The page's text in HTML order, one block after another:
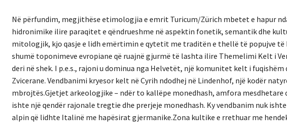
Në përfundim, megjithëse etimologjia e emrit Turicum/Zürich mbetet e hapur
hidronimike ilire paraqitet e qëndrueshme në aspektin fonetik, semantik dhe
mitologjik, kjo qasje e lidh emërtimin e qytetit me traditën e thellë të popujve të
shumë toponimeve evropiane që ruajnë gjurmë të lashta ilire Themelimi Kelt i
deri në shek. I p.e.s., rajoni u dominua nga Helvetët, një komunitet kelt i
Zvicerane. Vendbanimi kryesor kelt në Cyrih ndodhej në Lindenhof, një kodër
mbrojtës.Gjetjet arkeologjike – ndër to kallëpe monedhash, amfora
ishte një qendër rajonale tregtie dhe prerjeje monedhash. Ky vendbanim nuk
alpin që lidhte Italinë me hapësirat gjermanike.Zona kultike e rrethuar me